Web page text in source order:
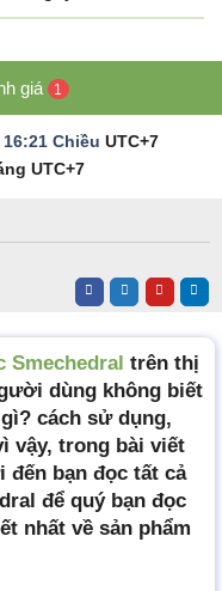
giá 1
Chiều UTC+7
UTC+7
Smechedral trên thị
dùng không biết
cách sử dụng,
vậy, trong bài viết
đến bạn đọc tất cả
để quý bạn đọc
nhất về sản phẩm